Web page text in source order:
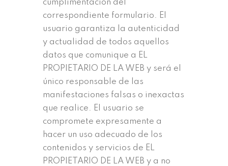
cumplimentación del
correspondiente formulario. El
usuario garantiza la autenticidad
y actualidad de todos aquellos
datos que comunique a EL
PROPIETARIO DE LA WEB y será el
único responsable de las
manifestaciones falsas o inexactas
que realice. El usuario se
compromete expresamente a
hacer un uso adecuado de los
contenidos y servicios de EL
PROPIETARIO DE LA WEB y a no